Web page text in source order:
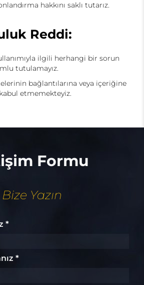
hakkını saklı tutarız.
Reddi:
ilgili herhangi bir sorun
tutulamayız.
bağlantılarına veya içeriğine
etmemekteyiz.
Formu
Bize Yazın
*
*